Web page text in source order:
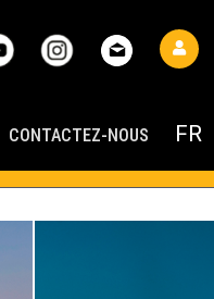
CONTACTEZ-NOUS